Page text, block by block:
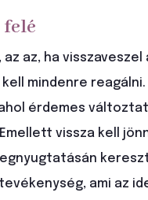
az, ha visszaveszel
mindenre
érdemes
vissza kell
ami az